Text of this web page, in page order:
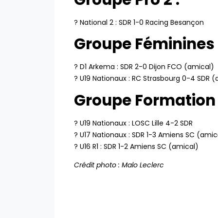
? National 2 : SDR 1-0 Racing Besançon
Groupe Féminines
? D1 Arkema : SDR 2-0 Dijon FCO (amical)
? U19 Nationaux : RC Strasbourg 0-4 SDR
Groupe Formation
? U19 Nationaux : LOSC Lille 4-2 SDR
? U17 Nationaux : SDR 1-3 Amiens SC
? U16 R1 : SDR 1-2 Amiens SC (amical)
Crédit photo : Malo Leclerc